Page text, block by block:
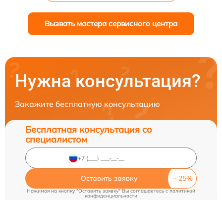
Вызвать мастера сервисного центра
Нужна консультация?
Закажите бесплатную консультацию
Бесплатная консультация со
специалистом
Оставить заявку
Нажимая на кнопку "Оставить заявку" Вы соглашаетесь cполитикой
конфиденциальности